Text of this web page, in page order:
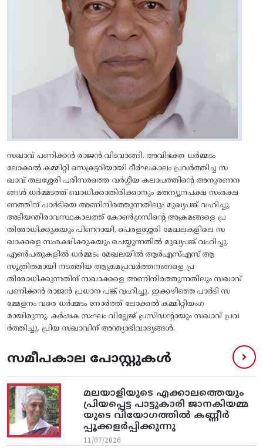
സഖാവ് പണിക്കൻ രാജൻ വിടവാങ്ങി. അവിഭക്ത ധർമ്മടം
ലോക്കൽ കമ്മിറ്റി സെക്രട്ടറിയായി ദീർഘകാലം പ്രവർത്തിച്ച സ
ഖാവ് തലശ്ശേരി പരിസരത്തെ വർഗ്ഗീയ കലാപത്തിൻ്റെ അനുരണന
ങ്ങൾ ധർമ്മടത്ത് ബാധിക്കാതിരിക്കാനും മതന്യൂനപക്ഷ സംരക്ഷ
ണത്തിന് പാർടിയെ അണിനിരത്തുന്നതിലും മുഖ്യപങ്ക് വഹിച്ചു.
അടിയന്തിരാവസ്ഥകാലത്ത് കോൺഗ്രസിൻ്റെ അക്രമങ്ങളെ പ്ര
തിരോധിക്കുകയും പിണറായി, പെരളശ്ശേരി മേഖലകളിലെ സ
ഖാക്കളെ സംരക്ഷിക്കുകയും ചെയ്യുന്നതിൽ മുഖ്യപങ്ക് വഹിച്ചു.
എൺപതുകളിൽ ധർമ്മടം മേഖലയിൽ ആർഎസ്എസ് ആ
സൂത്രിതമായി നടത്തിയ ആക്രമപ്രവർത്തനങ്ങളെ പ്ര
തിരോധിക്കുന്നതിന് സഖാക്കളെ അണിനിരത്തുന്നതിലും സഖാവ്
പണിക്കൻ രാജൻ പ്രധാന പങ്ക് വഹിച്ചു. ഇക്കഴിഞ്ഞ പാർടി സ
മ്മേളനം വരെ ധർമ്മടം നോർത്ത് ലോക്കൽ കമ്മിറ്റിയംഗ
മായിരുന്നു. കർഷക സംഘം വില്ലേജ് പ്രസിഡൻ്റായും സഖാവ് പ്രവ
ർത്തിച്ചു. പ്രിയ സഖാവിന് അന്ത്യാഭിവാദ്യങ്ങൾ.
സമീപകാല പോസ്റ്റുകൾ
മലയാളിയുടെ എക്കാലത്തെയും
പ്രിയപ്പെട്ട പാട്ടുകാരി ജാനകിയമ്മ
യുടെ വിയോഗത്തിൽ കണ്ണീർ
പ്പൂക്കളർപ്പിക്കുന്നു
11/07/2026